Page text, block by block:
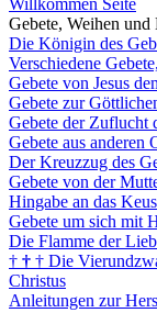
Gebete, Weihen und
Die Königin des
Verschiedene
Gebete von Jesus
Gebete zur
Gebete der Zuflucht
Gebete aus anderen
Der Kreuzzug des
Gebete von der
Hingabe an das
Gebete um sich mit
Die Flamme der
† † † Die
Christus
Anleitungen zur